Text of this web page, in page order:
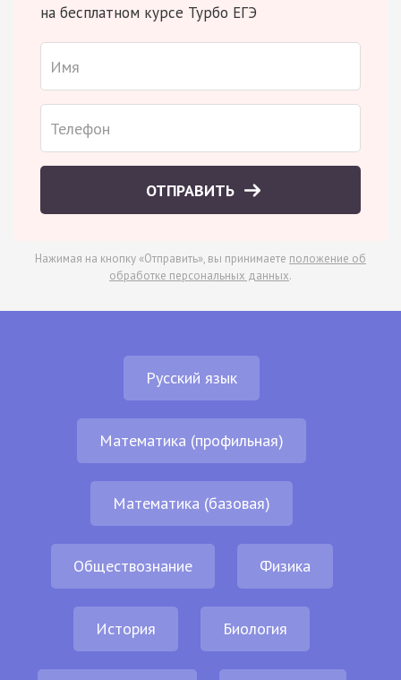
на бесплатном курсе Турбо ЕГЭ
ОТПРАВИТЬ
Нажимая на кнопку «Отправить», вы принимаете положение об
обработке персональных данных.
Русский язык
Математика (профильная)
Математика (базовая)
Обществознание Физика
История Биология